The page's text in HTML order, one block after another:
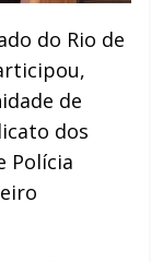
do Rio de
de
dos
Polícia